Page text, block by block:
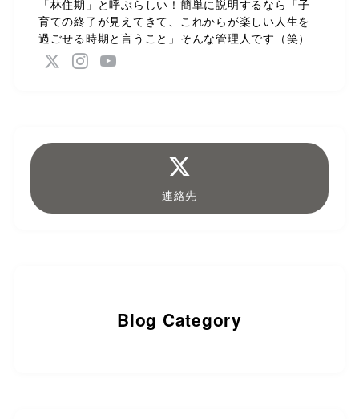
「林住期」と呼ぶらしい！簡単に説明するなら「子
育ての終了が見えてきて、これからが楽しい人生を
過ごせる時期と言うこと」そんな管理人です（笑）
連絡先
Blog Category